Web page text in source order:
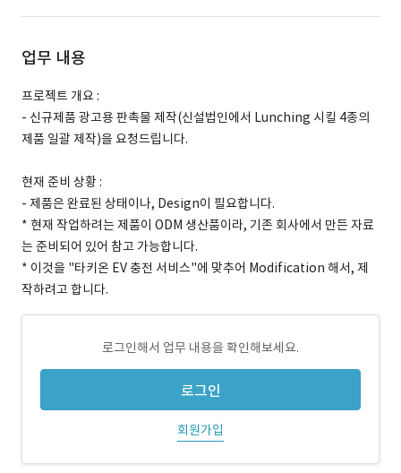
업무 내용
프로젝트 개요 :
- 신규제품 광고용 판촉물 제작(신설법인에서 Lunching 시킬 4종의
제품 일괄 제작)을 요청드립니다.
현재 준비 상황 :
- 제품은 완료된 상태이나, Design이 필요합니다.
* 현재 작업하려는 제품이 ODM 생산품이라, 기존 회사에서 만든 자료
는 준비되어 있어 참고 가능합니다.
* 이것을 "타키온 EV 충전 서비스"에 맞추어 Modification 해서, 제
작하려고 합니다.
로그인해서 업무 내용을 확인해보세요.
로그인
회원가입